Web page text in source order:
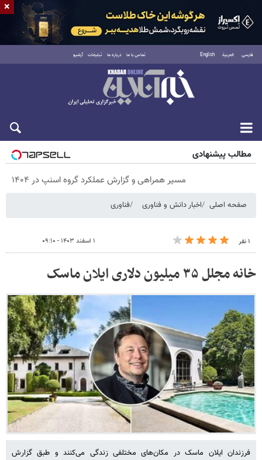
فارسی العربية English تماس با ما درباره ما تبلیغات آرشیو
پنجشنبه ۱۵ مرداد ۱۴۰۵
مطالب پیشنهادی
مسیر همراهی و گزارش عملکرد گروه اسنپ در ۱۴۰۴
صفحه اصلی اخبار دانش و فناوری فناوری
۱ نفر ۱ اسفند ۱۴۰۳ - ۰۹:۱۰
خانه مجلل ۳۵ میلیون دلاری ایلان ماسک
فرزندان ایلان ماسک در مکان‌های مختلفی زندگی می‌کنند و طبق گزارش
×